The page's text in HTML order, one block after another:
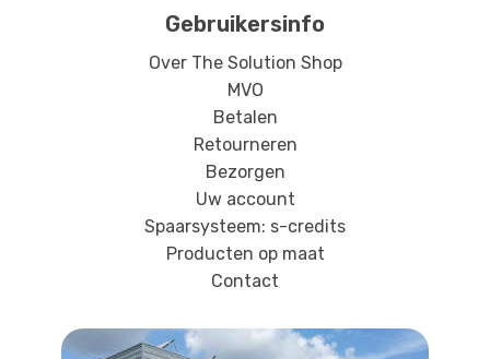
Gebruikersinfo
Over The Solution Shop
MVO
Betalen
Retourneren
Bezorgen
Uw account
Spaarsysteem: s-credits
Producten op maat
Contact